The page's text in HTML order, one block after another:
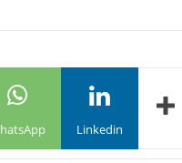
Linkedin